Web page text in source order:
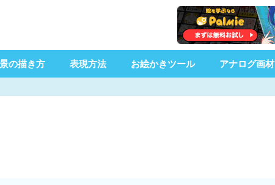
の描き方 表現方法 お絵かきツール アナログ画材